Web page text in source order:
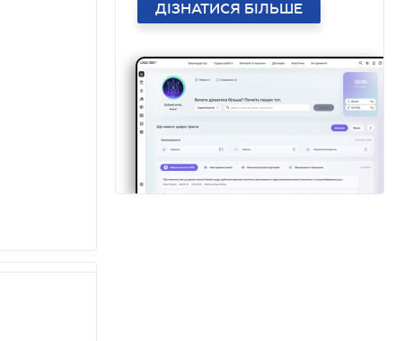
ДІЗНАТИСЯ БІЛЬШЕ